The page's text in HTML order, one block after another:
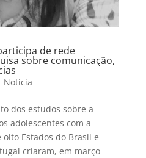
de rede
sobre comunicação,
Notícia
dos estudos sobre a
adolescentes com a
Estados do Brasil e
criaram, em março